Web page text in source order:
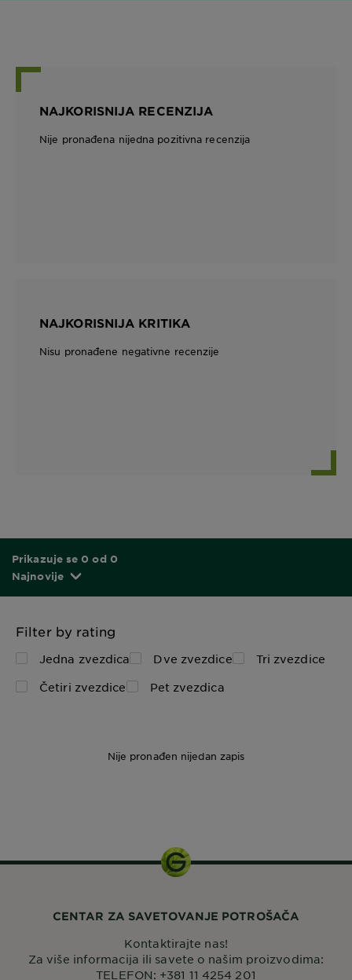
NAJKORISNIJA RECENZIJA
Nije pronađena nijedna pozitivna recenzija
NAJKORISNIJA KRITIKA
Nisu pronađene negativne recenzije
Prikazuje se 0 od 0
Najnovije
Filter by rating
Jedna zvezdica Dve zvezdice
Tri zvezdice
Četiri zvezdice
Pet zvezdica
Nije pronađen nijedan zapis
CENTAR ZA SAVETOVANJE POTROŠAČA
Kontaktirajte nas!
Za više informacija ili savete o našim proizvodima:
TELEFON: +381 11 4254 201